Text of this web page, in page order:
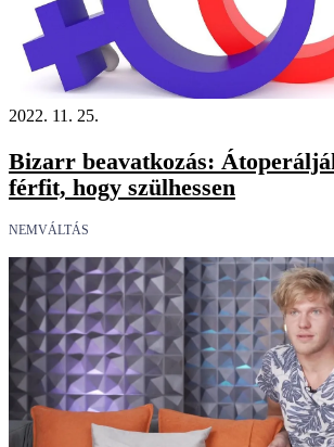
2022. 11. 25.
Bizarr beavatkozás:
férfit, hogy szülhessen
NEMVÁLTÁS